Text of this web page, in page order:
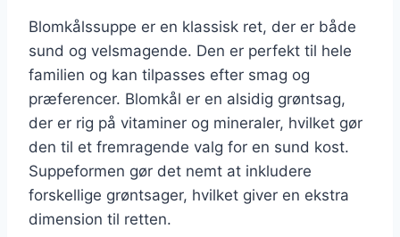
Blomkålssuppe er en klassisk ret, der er både
sund og velsmagende. Den er perfekt til hele
familien og kan tilpasses efter smag og
præferencer. Blomkål er en alsidig grøntsag,
der er rig på vitaminer og mineraler, hvilket gør
den til et fremragende valg for en sund kost.
Suppeformen gør det nemt at inkludere
forskellige grøntsager, hvilket giver en ekstra
dimension til retten.